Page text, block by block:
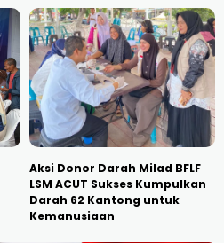
Aksi Donor Darah Milad BFLF
LSM ACUT Sukses Kumpulkan
Darah 62 Kantong untuk
Kemanusiaan